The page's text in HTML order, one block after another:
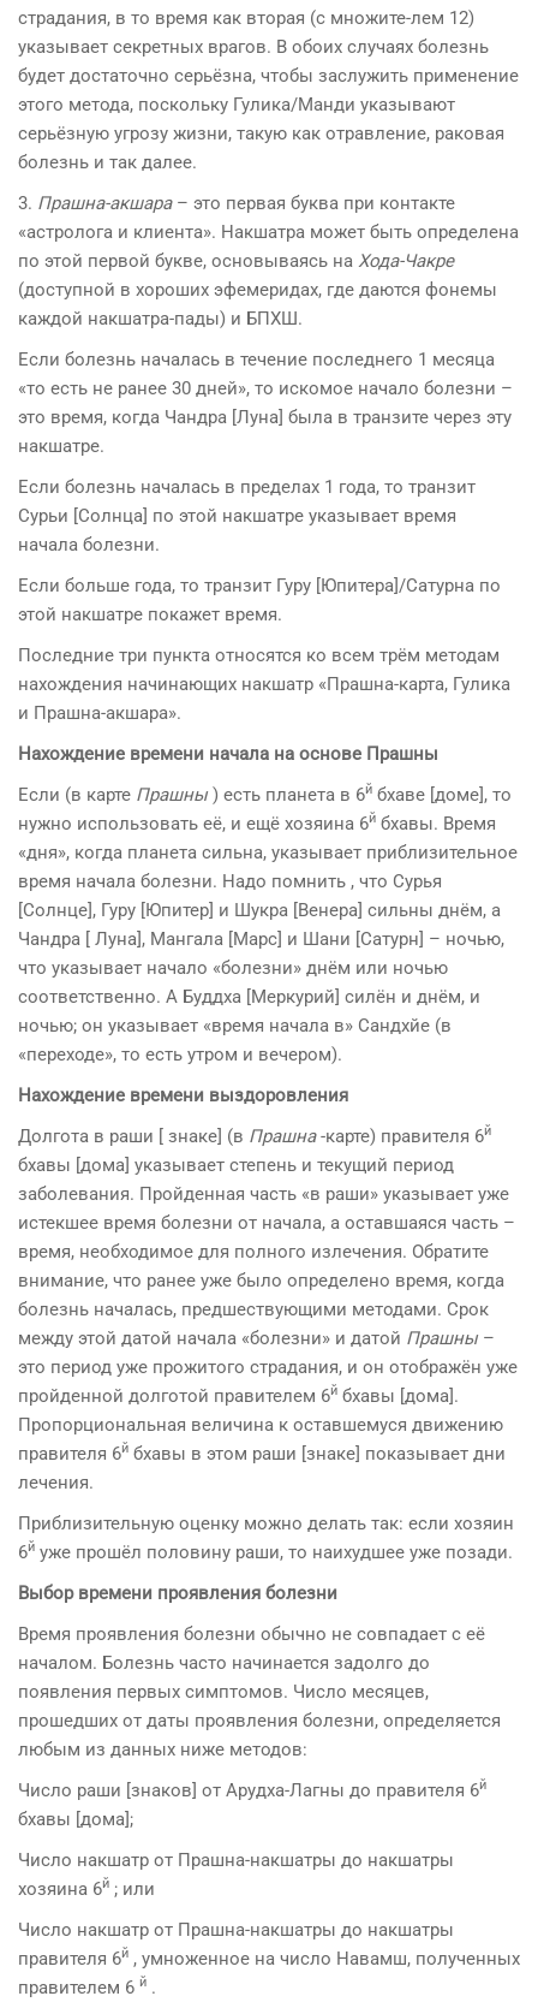
страдания, в то время как вторая (с множите-лем 12)
указывает секретных врагов. В обоих случаях болезнь
будет достаточно серьёзна, чтобы заслужить применение
этого метода, поскольку Гулика/Манди указывают
серьёзную угрозу жизни, такую как отравление, раковая
болезнь и так далее.
3. Прашна-акшара– это первая буква при контакте
«астролога и клиента». Накшатра может быть определена
по этой первой букве, основываясь на Хода-Чакре
(доступной в хороших эфемеридах, где даются фонемы
каждой накшатра-пады) и БПХШ.
Если болезнь началась в течение последнего 1 месяца
«то есть не ранее 30 дней», то искомое начало болезни –
это время, когда Чандра [Луна] была в транзите через эту
накшатре.
Если болезнь началась в пределах 1 года, то транзит
Сурьи [Солнца] по этой накшатре указывает время
начала болезни.
Если больше года, то транзит Гуру [Юпитера]/Сатурна по
этой накшатре покажет время.
Последние три пункта относятся ко всем трём методам
нахождения начинающих накшатр «Прашна-карта, Гулика
и Прашна-акшара».
Нахождение времени начала на основе Прашны
Если (в карте Прашны) есть планета в 6й бхаве [доме], то
нужно использовать её, и ещё хозяина 6й бхавы. Время
«дня», когда планета сильна, указывает приблизительное
время начала болезни. Надо помнить , что Сурья
[Солнце], Гуру [Юпитер] и Шукра [Венера] сильны днём, а
Чандра [ Луна], Мангала [Марс] и Шани [Сатурн] – ночью,
что указывает начало «болезни» днём или ночью
соответственно. А Буддха [Меркурий] силён и днём, и
ночью; он указывает «время начала в» Сандхйе (в
«переходе», то есть утром и вечером).
Нахождение времени выздоровления
Долгота в раши [ знаке] (в Прашна-карте) правителя 6й
бхавы [дома] указывает степень и текущий период
заболевания. Пройденная часть «в раши» указывает уже
истекшее время болезни от начала, а оставшаяся часть –
время, необходимое для полного излечения. Обратите
внимание, что ранее уже было определено время, когда
болезнь началась, предшествующими методами. Срок
между этой датой начала «болезни» и датой Прашны–
это период уже прожитого страдания, и он отображён уже
пройденной долготой правителем 6й бхавы [дома].
Пропорциональная величина к оставшемуся движению
правителя 6й бхавы в этом раши [знаке] показывает дни
лечения.
Приблизительную оценку можно делать так: если хозяин
6й уже прошёл половину раши, то наихудшее уже позади.
Выбор времени проявления болезни
Время проявления болезни обычно не совпадает с её
началом. Болезнь часто начинается задолго до
появления первых симптомов. Число месяцев,
прошедших от даты проявления болезни, определяется
любым из данных ниже методов:
Число раши [знаков] от Арудха-Лагны до правителя 6й
бхавы [дома];
Число накшатр от Прашна-накшатры до накшатры
хозяина 6й ; или
Число накшатр от Прашна-накшатры до накшатры
правителя 6й , умноженное на число Навамш, полученных
правителем 6 й .